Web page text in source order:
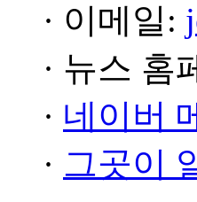
· 이메일:
· 뉴스 홈
· 네이버
· 그곳이